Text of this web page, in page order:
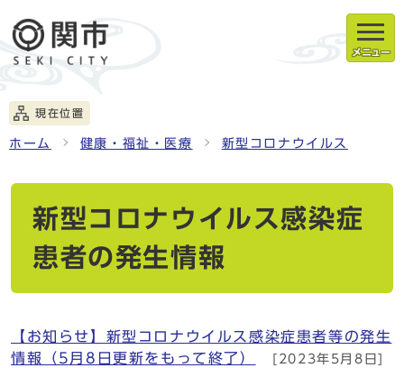
メニュー
現在位置
ホーム 健康・福祉・医療 新型コロナウイルス
新型コロナウイルス感染症
患者の発生情報
【お知らせ】新型コロナウイルス感染症患者等の発生
情報（5月8日更新をもって終了）
[2023年5月8日]